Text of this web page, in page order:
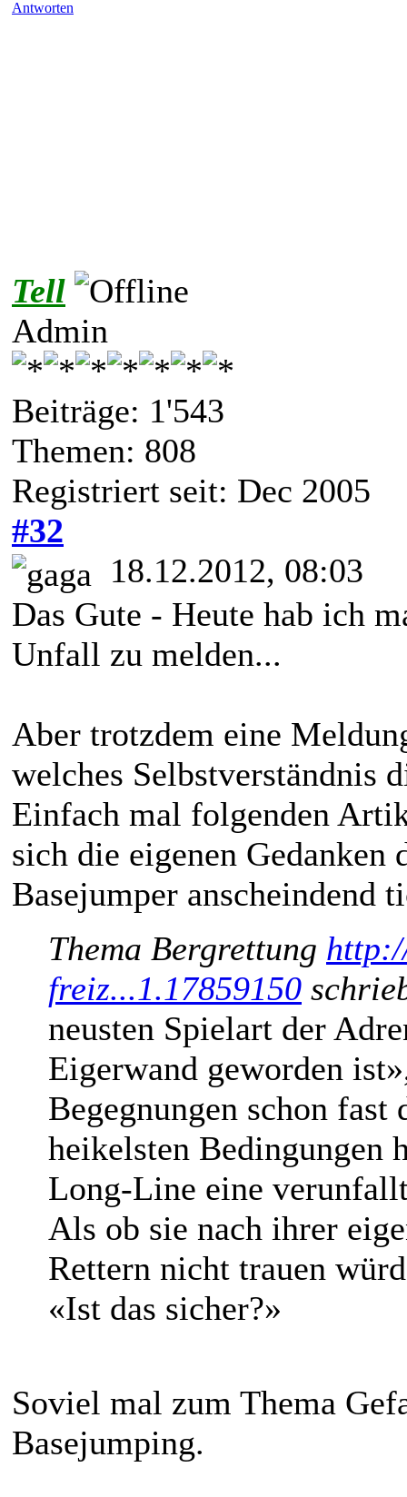
Antworten
Tell
Admin
Beiträge: 1'543
Themen: 808
Registriert seit: Dec 2005
#32
18.12.2012, 08:03
Das Gute - Heute hab ich
Unfall zu melden...
Aber trotzdem eine
welches Selbstverständnis
Einfach mal folgenden
sich die eigenen Gedanken
Basejumper anscheindend
Thema Bergrettung
freiz...1.17859150
neusten Spielart der
Eigerwand geworden
Begegnungen schon
heikelsten Bedingungen
Long-Line eine
Als ob sie nach ihrer
Rettern nicht trauen
«Ist das sicher?»
Soviel mal zum Thema
Basejumping.